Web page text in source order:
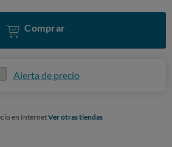
Comprar
Alerta de precio
en InternetVer otras tiendas